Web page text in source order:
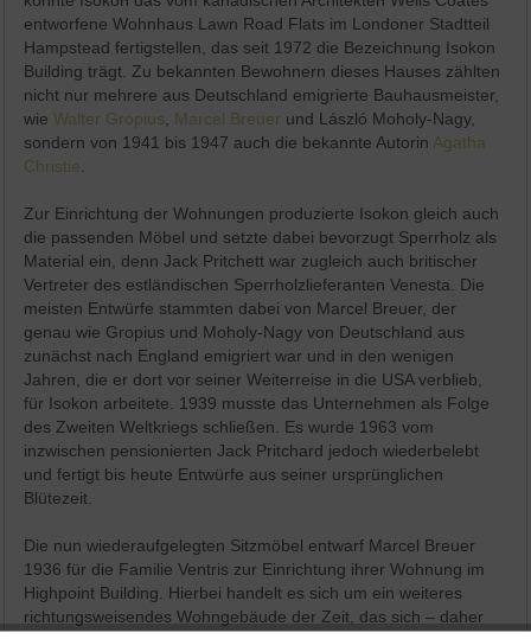
entworfene Wohnhaus Lawn Road Flats im Londoner Stadtteil
Hampstead fertigstellen, das seit 1972 die Bezeichnung Isokon
Building trägt. Zu bekannten Bewohnern dieses Hauses zählten
nicht nur mehrere aus Deutschland emigrierte Bauhausmeister,
wieWalter Gropius Marcel Breuer und László Moholy-Nagy,
sondern von 1941 bis 1947 auch die bekannte Autorin Agatha
Christie
Zur Einrichtung der Wohnungen produzierte Isokon gleich auch
die passenden Möbel und setzte dabei bevorzugt Sperrholz als
Material ein, denn Jack Pritchett war zugleich auch britischer
Vertreter des estländischen Sperrholzlieferanten Venesta. Die
meisten Entwürfe stammten dabei von Marcel Breuer, der
genau wie Gropius und Moholy-Nagy von Deutschland aus
zunächst nach England emigriert war und in den wenigen
Jahren, die er dort vor seiner Weiterreise in die USA verblieb,
für Isokon arbeitete. 1939 musste das Unternehmen als Folge
des Zweiten Weltkriegs schließen. Es wurde 1963 vom
inzwischen pensionierten Jack Pritchard jedoch wiederbelebt
und fertigt bis heute Entwürfe aus seiner ursprünglichen
Blütezeit.
Die nun wiederaufgelegten Sitzmöbel entwarf Marcel Breuer
1936 für die Familie Ventris zur Einrichtung ihrer Wohnung im
Highpoint Building. Hierbei handelt es sich um ein weiteres
richtungsweisendes Wohngebäude der Zeit, das sich – daher